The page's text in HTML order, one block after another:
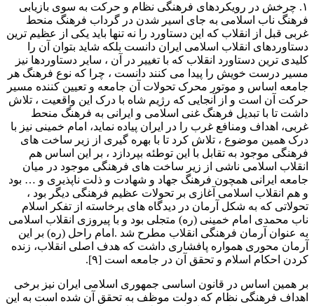
۱. چرخش در رویکردهای فرهنگی نظام و حرکت به سوی بازیابی
فرهنگ ناب اسلامی به جای اسیر شدن در گرداب فرهنگ منحط
غربی قبل از انقلاب که این دستاورد را نه تنها باید یکی از عظیم ترین
دستاوردهای انقلاب اسلامی ایران دانست بلکه شاید بتوان آن را
کلیدی ترین دستاورد انقلاب که با تغییر در آن ، سایر دستاوردها نیز
مسیر درست خویش را پیدا می کنند دانست ، چرا که نوع فرهنگ هر
جامعه اساس و موتور محرک تحولات آن جامعه و تعیین کننده مسیر
حرکت آن است و از آنجایی که رژیم شاه با درک این واقعیت ، تلاش
داشت تا با تبدیل فرهنگ غنی اسلامی و ایرانی به فرهنگ منحط
غربی، اهداف ومنافع غرب را در ایران پیاده نماید، امام خمینی نیز با
درک همین موضوع ، تلاش کرد تا با بهره گیری از زیر ساخت های
فرهنگی موجود به تقابل با این توطئه بپردازد ، بر این اساس هم
انقلاب اسلامی ناشی از زیر ساخت های فرهنگی موجود در میان
جامعه ایرانی همچون فرهنگ جهاد و شهادت و ذلت ناپذیری و … بود
و هم انقلاب اسلامی آغازی بر تحولات عظیم فرهنگی دیگر بود ،
تحولاتی که به شکل آرمان در دیدگاه های برخاسته از تفکر اسلام
ناب محمدی امام خمینی (ره) متجلی بود و با پیروزی انقلاب اسلامی
به عنوان آرمان فرهنگی انقلاب مطرح شد .امام راحل (ره) بر این
آرمان محوری همواره پافشاری داشت که هدف اصلی انقلاب، زنده
کردن احکام اسلام و تحقق آن در جامعه است [۹].
بر همین اساس در قانون اساسی جمهوری اسلامی ایران نیز برخی
اهداف فرهنگی نظام که دولت موظف به تحقق آن شده است به این